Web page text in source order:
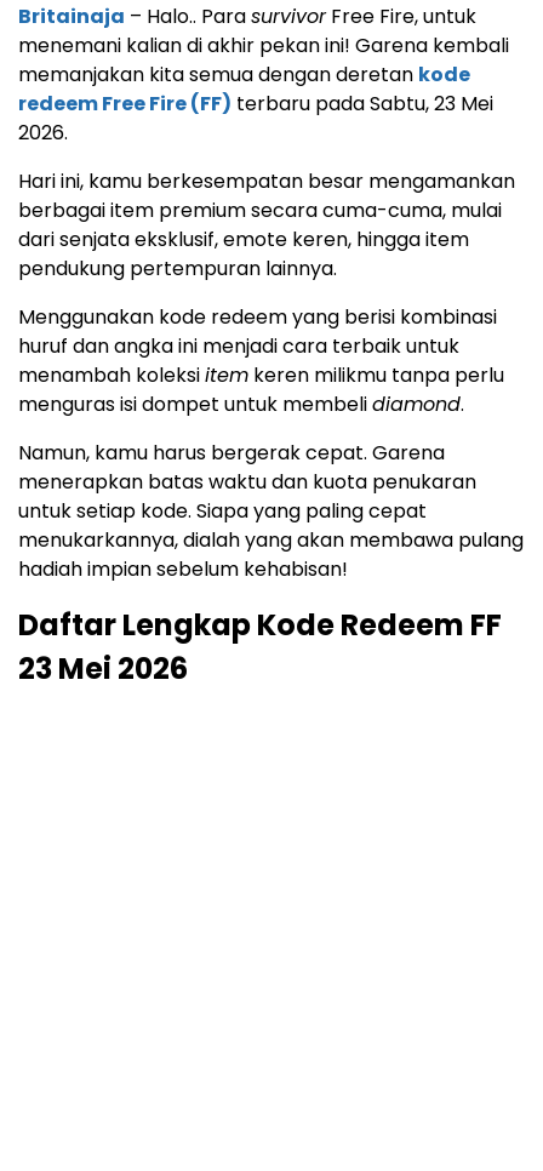
Britainaja – Halo.. ParasurvivorFree Fire, untuk
menemani kalian di akhir pekan ini! Garena kembali
memanjakan kita semua dengan deretan kode
redeem Free Fire (FF) terbaru pada Sabtu, 23 Mei
2026.
Hari ini, kamu berkesempatan besar mengamankan
berbagai item premium secara cuma-cuma, mulai
dari senjata eksklusif, emote keren, hingga item
pendukung pertempuran lainnya.
Menggunakan kode redeem yang berisi kombinasi
huruf dan angka ini menjadi cara terbaik untuk
menambah koleksiitem keren milikmu tanpa perlu
menguras isi dompet untuk membelidiamond.
Namun, kamu harus bergerak cepat. Garena
menerapkan batas waktu dan kuota penukaran
untuk setiap kode. Siapa yang paling cepat
menukarkannya, dialah yang akan membawa pulang
hadiah impian sebelum kehabisan!
Daftar Lengkap Kode Redeem FF
23 Mei 2026